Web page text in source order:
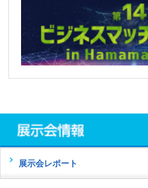
展示会レポート